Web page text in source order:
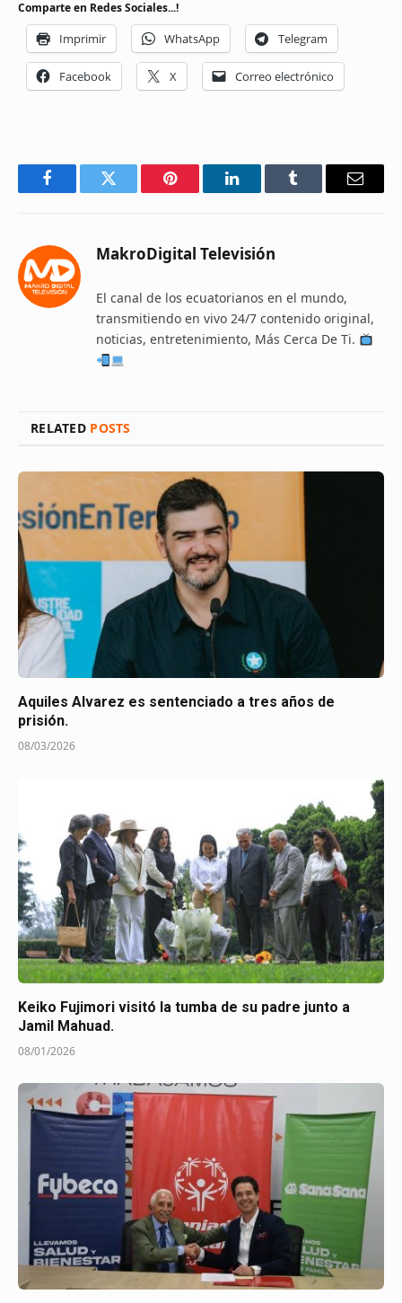
Comparte en Redes Sociales...!
Imprimir WhatsApp Telegram
Facebook X Correo electrónico
FacebookTwitter Pinterest LinkedInTumblr Email
MakroDigital Televisión
El canal de los ecuatorianos en el mundo,
transmitiendo en vivo 24/7 contenido original,
noticias, entretenimiento, Más Cerca De Ti.
RELATED POSTS
Aquiles Alvarez es sentenciado a tres años de
prisión.
08/03/2026
Keiko Fujimori visitó la tumba de su padre junto a
Jamil Mahuad.
08/01/2026